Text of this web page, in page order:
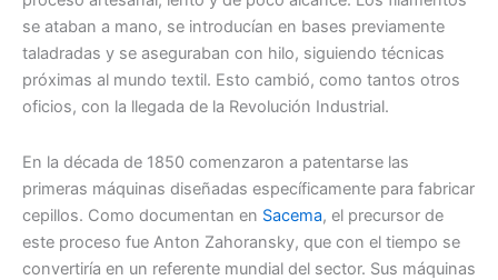
se ataban a mano, se introducían en bases previamente
taladradas y se aseguraban con hilo, siguiendo técnicas
próximas al mundo textil. Esto cambió, como tantos otros
oficios, con la llegada de la Revolución Industrial.
En la década de 1850 comenzaron a patentarse las
primeras máquinas diseñadas específicamente para fabricar
cepillos. Como documentan en Sacema, el precursor de
este proceso fue Anton Zahoransky, que con el tiempo se
convertiría en un referente mundial del sector. Sus máquinas